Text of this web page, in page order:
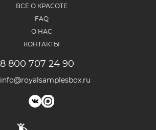
ВСЁ О КРАСОТЕ
FAQ
О НАС
КОНТАКТЫ
8 800 707 24 90
info@royalsamplesbox.ru